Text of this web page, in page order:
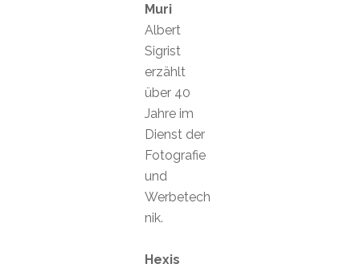
Muri
Albert
Sigrist
erzählt
über 40
Jahre im
Dienst der
Fotografie
und
Werbetech
nik.
Hexis